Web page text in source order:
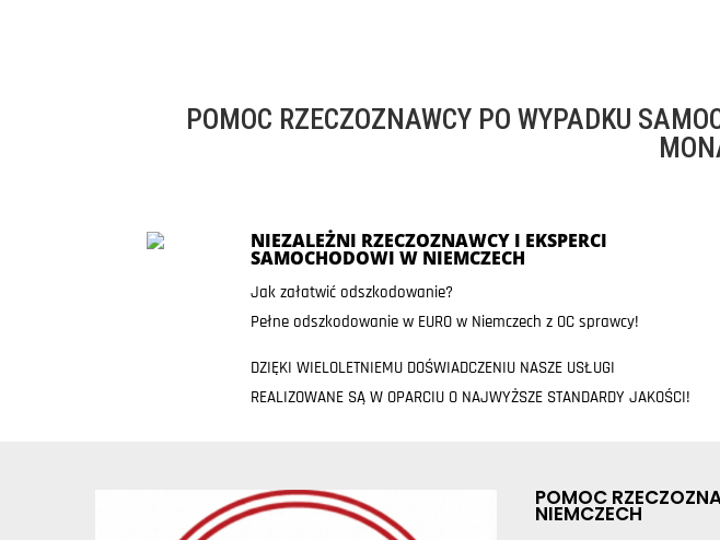
POMOC RZECZOZNAWCY PO WYPADKU
NIEZALEŻNI RZECZOZNAWCY I EKSPERCI
SAMOCHODOWI W NIEMCZECH
Jak załatwić odszkodowanie?
Pełne odszkodowanie w EURO w Niemczech z OC sprawcy!
DZIĘKI WIELOLETNIEMU DOŚWIADCZENIU NASZE USŁUGI
REALIZOWANE SĄ W OPARCIU O NAJWYŻSZE STANDARDY JAKOŚCI!
POMOC
NIEMCZECH